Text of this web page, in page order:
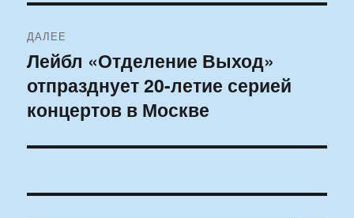
ДАЛЕЕ
Следующая
запись:
Лейбл «Отделение Выход»
отпразднует 20-летие серией
концертов в Москве